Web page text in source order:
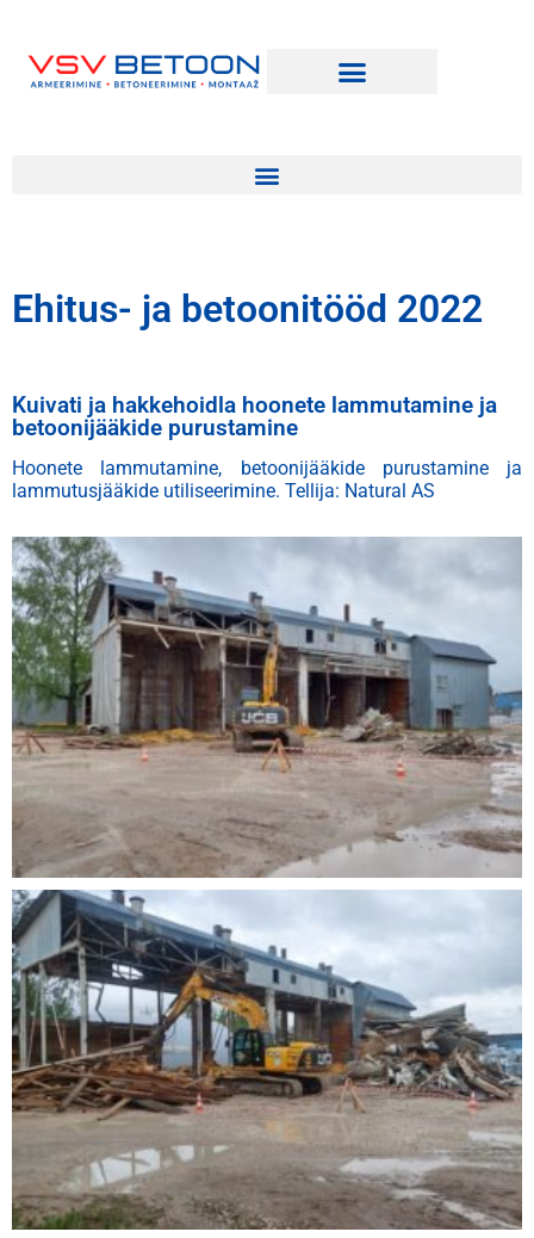
Ehitus- ja betoonitööd 2022
Kuivati ja hakkehoidla hoonete lammutamine ja
betoonijääkide purustamine
Hoonete lammutamine, betoonijääkide purustamine ja
lammutusjääkide utiliseerimine. Tellija: Natural AS